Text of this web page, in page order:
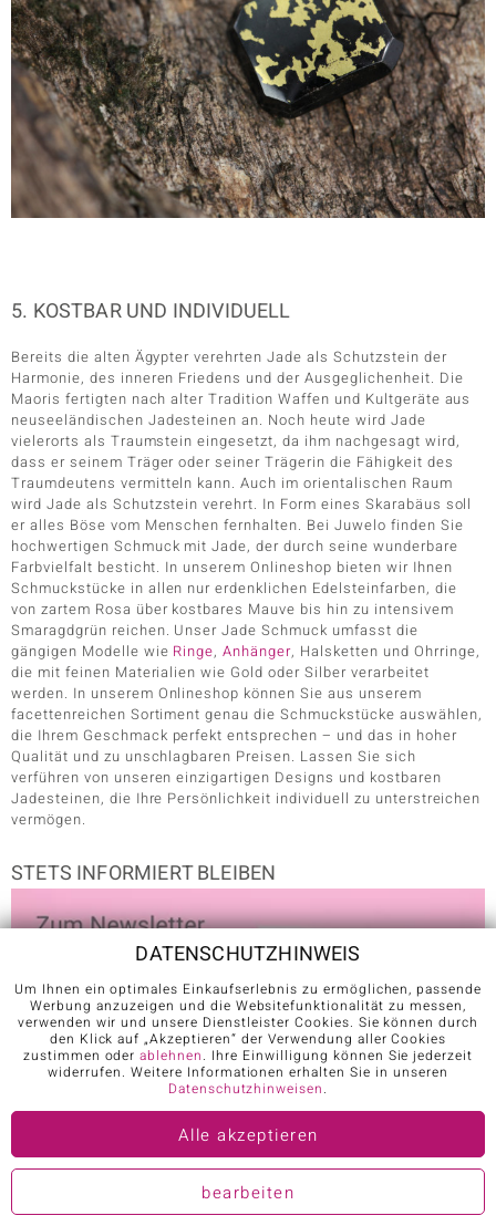
5. KOSTBAR UND INDIVIDUELL
Bereits die alten Ägypter verehrten Jade als Schutzstein der
Harmonie, des inneren Friedens und der Ausgeglichenheit. Die
Maoris fertigten nach alter Tradition Waffen und Kultgeräte aus
neuseeländischen Jadesteinen an. Noch heute wird Jade
vielerorts als Traumstein eingesetzt, da ihm nachgesagt wird,
dass er seinem Träger oder seiner Trägerin die Fähigkeit des
Traumdeutens vermitteln kann. Auch im orientalischen Raum
wird Jade als Schutzstein verehrt. In Form eines Skarabäus soll
er alles Böse vom Menschen fernhalten. Bei Juwelo finden Sie
hochwertigen Schmuck mit Jade, der durch seine wunderbare
Farbvielfalt besticht. In unserem Onlineshop bieten wir Ihnen
Schmuckstücke in allen nur erdenklichen Edelsteinfarben, die
von zartem Rosa über kostbares Mauve bis hin zu intensivem
Smaragdgrün reichen. Unser Jade Schmuck umfasst die
gängigen Modelle wie Ringe,Anhänger, Halsketten und Ohrringe,
die mit feinen Materialien wie Gold oder Silber verarbeitet
werden. In unserem Onlineshop können Sie aus unserem
facettenreichen Sortiment genau die Schmuckstücke auswählen,
die Ihrem Geschmack perfekt entsprechen – und das in hoher
Qualität und zu unschlagbaren Preisen. Lassen Sie sich
verführen von unseren einzigartigen Designs und kostbaren
Jadesteinen, die Ihre Persönlichkeit individuell zu unterstreichen
vermögen.
STETS INFORMIERT BLEIBEN
E-Mail für Anmeldung*
Zum Newsletter anmelden
Click to start verification
DATENSCHUTZHINWEIS
Um Ihnen ein optimales Einkaufserlebnis zu ermöglichen, passende
Werbung anzuzeigen und die Websitefunktionalität zu messen,
verwenden wir und unsere Dienstleister Cookies. Sie können durch
den Klick auf „Akzeptieren“ der Verwendung aller Cookies
zustimmen oderablehnen. Ihre Einwilligung können Sie jederzeit
widerrufen. Weitere Informationen erhalten Sie in unseren
Datenschutzhinweisen.
Alle akzeptieren
bearbeiten